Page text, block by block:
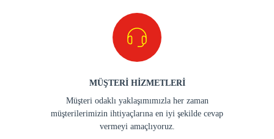
MÜŞTERİ HİZMETLERİ
Müşteri odaklı yaklaşımımızla her zaman
müşterilerimizin ihtiyaçlarına en iyi şekilde cevap
vermeyi amaçlıyoruz.